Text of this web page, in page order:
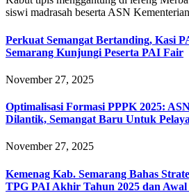
siswi madrasah beserta ASN
Perkuat Semangat Bertanding, Kasi
Semarang Kunjungi Peserta PAI Fair
November 27, 2025
Optimalisasi Formasi PPPK 2025:
Dilantik, Semangat Baru Untuk
November 27, 2025
Kemenag Kab. Semarang Bahas
TPG PAI Akhir Tahun 2025 dan Awal